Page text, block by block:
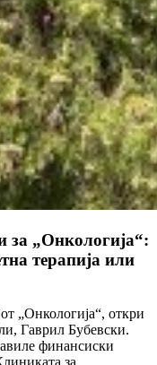
за „Онкологија“:
терапија или
„Онкологија“, откри
Гаврил Бубевски.
финансиски